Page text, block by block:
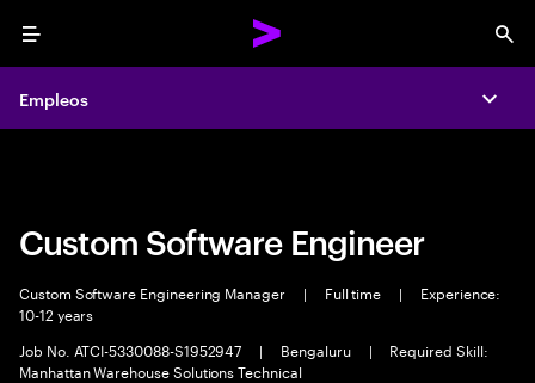
Menu
Empleos
Empleos
Custom Software Engineer
Custom Software Engineering Manager | Full time |
Experience:
10-12 years
Job No. ATCI-5330088-S1952947
| Bengaluru |
Required Skill:
Manhattan Warehouse Solutions Technical